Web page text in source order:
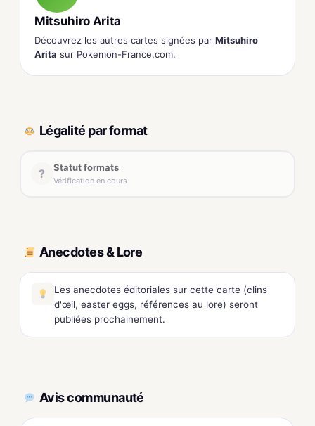
Mitsuhiro Arita
Découvrez les autres cartes signées par Mitsuhiro
Arita sur Pokemon-France.com.
Légalité par format
? Statut formats
Vérification en cours
Anecdotes & Lore
Les anecdotes éditoriales sur cette carte (clins
d'œil, easter eggs, références au lore) seront
publiées prochainement.
Avis communauté